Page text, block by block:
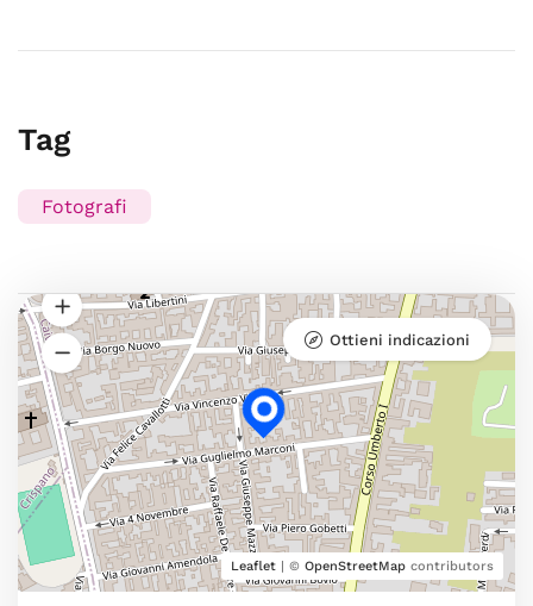
Tag
Fotografi
Leaflet | © OpenStreetMap contributors
Ottieni indicazioni